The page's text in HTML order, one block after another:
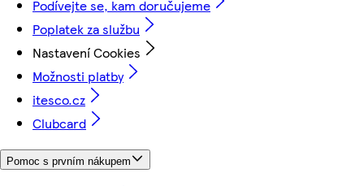
Podívejte se, kam doručujeme
Poplatek za službu
Nastavení Cookies
Možnosti platby
itesco.cz
Clubcard
Pomoc s prvním nákupem